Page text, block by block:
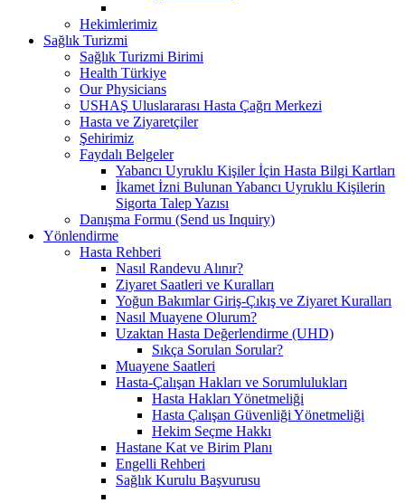
Hekimlerimiz
Sağlık Turizmi
Sağlık Turizmi Birimi
Health Türkiye
Our Physicians
USHAŞ Uluslararası Hasta Çağrı Merkezi
Hasta ve Ziyaretçiler
Şehirimiz
Faydalı Belgeler
Yabancı Uyruklu Kişiler İçin Hasta Bilgi Kartları
İkamet İzni Bulunan Yabancı Uyruklu Kişilerin
Sigorta Talep Yazısı
Danışma Formu (Send us Inquiry)
Yönlendirme
Hasta Rehberi
Nasıl Randevu Alınır?
Ziyaret Saatleri ve Kuralları
Yoğun Bakımlar Giriş-Çıkış ve Ziyaret Kuralları
Nasıl Muayene Olurum?
Uzaktan Hasta Değerlendirme (UHD)
Sıkça Sorulan Sorular?
Muayene Saatleri
Hasta-Çalışan Hakları ve Sorumlulukları
Hasta Hakları Yönetmeliği
Hasta Çalışan Güvenliği Yönetmeliği
Hekim Seçme Hakkı
Hastane Kat ve Birim Planı
Engelli Rehberi
Sağlık Kurulu Başvurusu